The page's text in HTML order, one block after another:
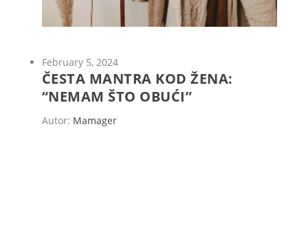
February 5, 2024
ČESTA MANTRA KOD ŽENA:
“NEMAM ŠTO OBUĆI”
Autor: Mamager